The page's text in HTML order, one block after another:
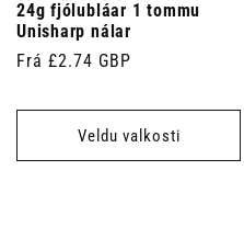
24g fjólubláar 1 tommu
Unisharp nálar
Venjulegt
Frá £2.74 GBP
Veldu valkosti